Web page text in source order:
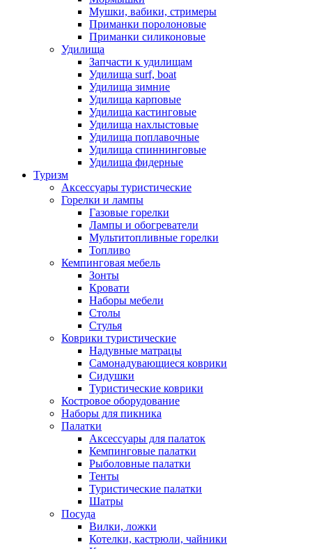
Мушки, вабики, стримеры
Приманки поролоновые
Приманки силиконовые
Удилища
Запчасти к удилищам
Удилища surf, boat
Удилища зимние
Удилища карповые
Удилища кастинговые
Удилища нахлыстовые
Удилища поплавочные
Удилища спиннинговые
Удилища фидерные
Туризм
Аксессуары туристические
Горелки и лампы
Газовые горелки
Лампы и обогреватели
Мультитопливные горелки
Топливо
Кемпинговая мебель
Зонты
Кровати
Наборы мебели
Столы
Стулья
Коврики туристические
Надувные матрацы
Самонадувающиеся коврики
Сидушки
Туристические коврики
Костровое оборудование
Наборы для пикника
Палатки
Аксессуары для палаток
Кемпинговые палатки
Рыболовные палатки
Тенты
Туристические палатки
Шатры
Посуда
Вилки, ложки
Котелки, кастрюли, чайники